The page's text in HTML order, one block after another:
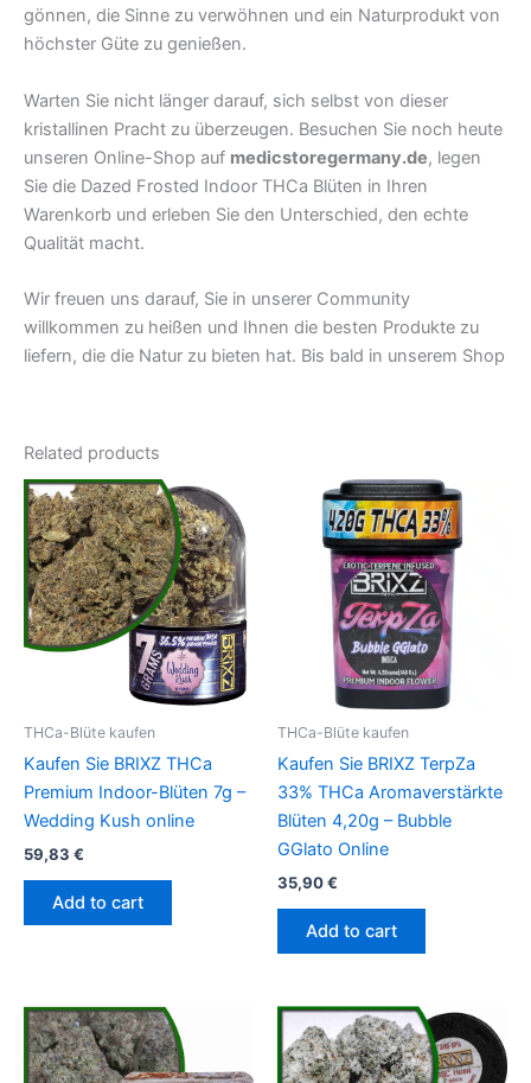
gönnen, die Sinne zu verwöhnen und ein Naturprodukt von
höchster Güte zu genießen.
Warten Sie nicht länger darauf, sich selbst von dieser
kristallinen Pracht zu überzeugen. Besuchen Sie noch heute
unseren Online-Shop auf medicstoregermany.de, legen
Sie die Dazed Frosted Indoor THCa Blüten in Ihren
Warenkorb und erleben Sie den Unterschied, den echte
Qualität macht.
Wir freuen uns darauf, Sie in unserer Community
willkommen zu heißen und Ihnen die besten Produkte zu
liefern, die die Natur zu bieten hat. Bis bald in unserem Shop
Related products
THCa-Blüte kaufen
Kaufen Sie BRIXZ THCa
Premium Indoor-Blüten 7g –
Wedding Kush online
59,83 €
Add to cart
THCa-Blüte kaufen
Kaufen Sie BRIXZ TerpZa
33% THCa Aromaverstärkte
Blüten 4,20g – Bubble
GGlato Online
35,90€
Add to cart